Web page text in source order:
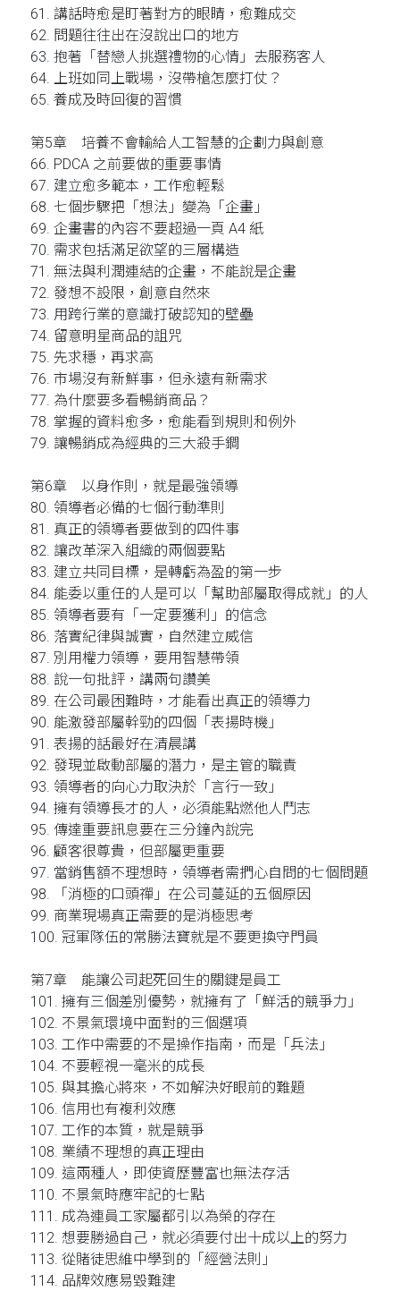
61. 講話時愈是盯著對方的眼睛，愈難成交
62. 問題往往出在沒說出口的地方
63. 抱著「替戀人挑選禮物的心情」去服務客人
64. 上班如同上戰場，沒帶槍怎麼打仗？
65. 養成及時回復的習慣
第5章 培養不會輸給人工智慧的企劃力與創意
66. PDCA 之前要做的重要事情
67. 建立愈多範本，工作愈輕鬆
68. 七個步驟把「想法」變為「企畫」
69. 企畫書的內容不要超過一頁 A4 紙
70. 需求包括滿足欲望的三層構造
71. 無法與利潤連結的企畫，不能說是企畫
72. 發想不設限，創意自然來
73. 用跨行業的意識打破認知的壁壘
74. 留意明星商品的詛咒
75. 先求穩，再求高
76. 市場沒有新鮮事，但永遠有新需求
77. 為什麼要多看暢銷商品？
78. 掌握的資料愈多，愈能看到規則和例外
79. 讓暢銷成為經典的三大殺手鐧
第6章 以身作則，就是最強領導
80. 領導者必備的七個行動準則
81. 真正的領導者要做到的四件事
82. 讓改革深入組織的兩個要點
83. 建立共同目標，是轉虧為盈的第一步
84. 能委以重任的人是可以「幫助部屬取得成就」的人
85. 領導者要有「一定要獲利」的信念
86. 落實紀律與誠實，自然建立威信
87. 別用權力領導，要用智慧帶領
88. 說一句批評，講兩句讚美
89. 在公司最困難時，才能看出真正的領導力
90. 能激發部屬幹勁的四個「表揚時機」
91. 表揚的話最好在清晨講
92. 發現並啟動部屬的潛力，是主管的職責
93. 領導者的向心力取決於「言行一致」
94. 擁有領導長才的人，必須能點燃他人鬥志
95. 傳達重要訊息要在三分鐘內說完
96. 顧客很尊貴，但部屬更重要
97. 當銷售額不理想時，領導者需捫心自問的七個問題
98. 「消極的口頭禪」在公司蔓延的五個原因
99. 商業現場真正需要的是消極思考
100. 冠軍隊伍的常勝法寶就是不要更換守門員
第7章 能讓公司起死回生的關鍵是員工
101. 擁有三個差別優勢，就擁有了「鮮活的競爭力」
102. 不景氣環境中面對的三個選項
103. 工作中需要的不是操作指南，而是「兵法」
104. 不要輕視一毫米的成長
105. 與其擔心將來，不如解決好眼前的難題
106. 信用也有複利效應
107. 工作的本質，就是競爭
108. 業績不理想的真正理由
109. 這兩種人，即使資歷豐富也無法存活
110. 不景氣時應牢記的七點
111. 成為連員工家屬都引以為榮的存在
112. 想要勝過自己，就必須要付出十成以上的努力
113. 從賭徒思維中學到的「經營法則」
114. 品牌效應易毀難建